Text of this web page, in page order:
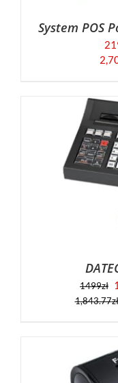
System POS
1499zł
1,843.77zł